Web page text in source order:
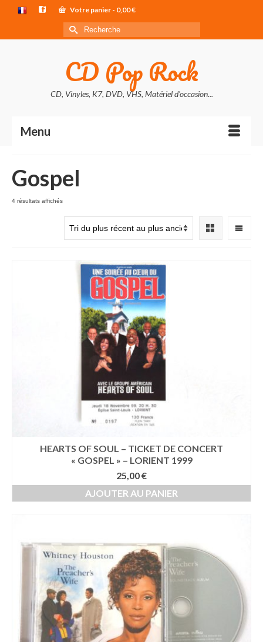
Votre panier - 0,00€
Rechercher :
CD Pop Rock
CD, Vinyles, K7, DVD, VHS, Matériel d'occasion...
Menu
Gospel
4 résultats affichésTrié
HEARTS OF SOUL – TICKET DE CONCERT
« GOSPEL » – LORIENT 1999
25,00€
AJOUTER AU PANIER